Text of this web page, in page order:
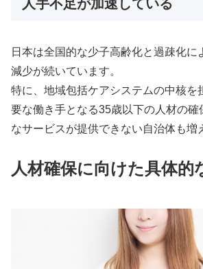
人手不足が加速している
日本は全国的な少子高齢化と過疎化に
減少が続いています。
特に、地域包括ケアシステムの中核を
要な働き手となる35歳以下の人材の確
なサービスが提供できない自治体も増
人材確保に向けた具体的